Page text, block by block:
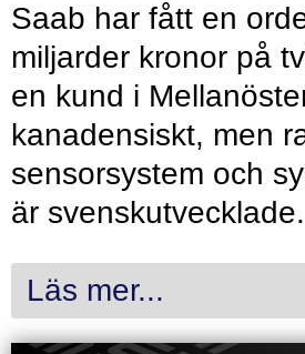
Saab har fått en
miljarder kronor på
en kund i
kanadensiskt, men
sensorsystem och
är svenskutvecklade.
Läs mer...